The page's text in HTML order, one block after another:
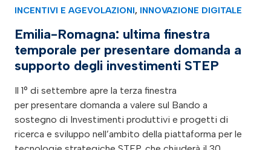
INCENTIVI E AGEVOLAZIONI, INNOVAZIONE DIGITALE
Emilia-Romagna: ultima finestra
temporale per presentare domanda a
supporto degli investimenti STEP
Il 1° di settembre apre la terza finestra
per presentare domanda a valere sul Bando a
sostegno di Investimenti produttivi e progetti di
ricerca e sviluppo nell’ambito della piattaforma per le